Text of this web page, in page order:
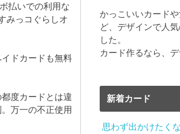
払いでの利用な
みっコぐらしオ
ドカードも無料
度カードとは違
万一の不正使用
かっこいいカード
ど、デザインで人
した。
カード作るなら、
新着カード
思わず出かけたく